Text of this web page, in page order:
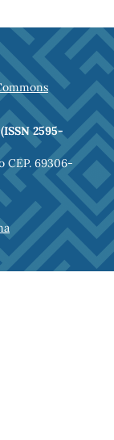
2595-
CEP. 69306-